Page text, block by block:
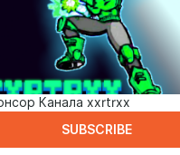
Канала xxrtrxx
SUBSCRIBE